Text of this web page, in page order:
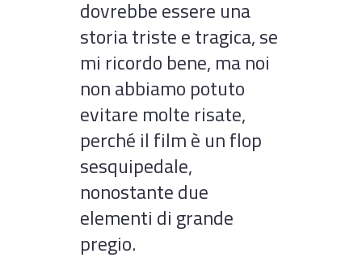
dovrebbe essere una
storia triste e tragica, se
mi ricordo bene, ma noi
non abbiamo potuto
evitare molte risate,
perché il film è un flop
sesquipedale,
nonostante due
elementi di grande
pregio.